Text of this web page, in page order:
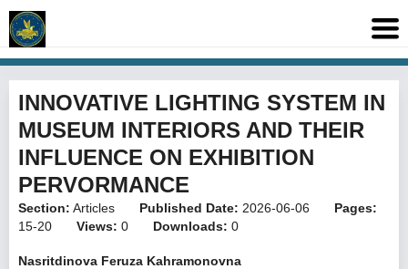
INNOVATIVE LIGHTING SYSTEM IN
MUSEUM INTERIORS AND THEIR
INFLUENCE ON EXHIBITION
PERVORMANCE
Section: Articles Published Date: 2026-06-06
Pages:
15-20
Views: 0 Downloads: 0
Nasritdinova Feruza Kahramonovna